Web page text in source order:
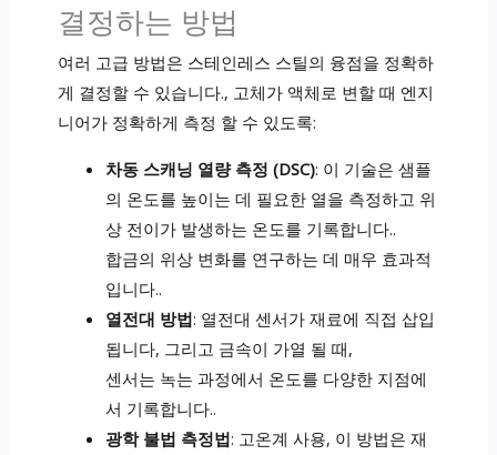
결정하는 방법
여러 고급 방법은 스테인레스 스틸의 융점을 정확하
게 결정할 수 있습니다., 고체가 액체로 변할 때 엔지
니어가 정확하게 측정 할 수 있도록:
차동 스캐닝 열량 측정 (DSC): 이 기술은 샘플
의 온도를 높이는 데 필요한 열을 측정하고 위
상 전이가 발생하는 온도를 기록합니다..
합금의 위상 변화를 연구하는 데 매우 효과적
입니다..
열전대 방법: 열전대 센서가 재료에 직접 삽입
됩니다, 그리고 금속이 가열 될 때,
센서는 녹는 과정에서 온도를 다양한 지점에
서 기록합니다..
광학 불법 측정법: 고온계 사용, 이 방법은 재